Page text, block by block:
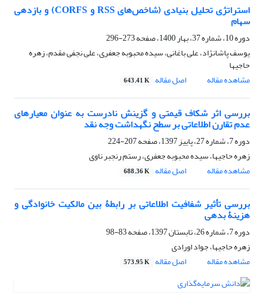
استراتژی تحلیل بنیادی (شاخص‌های RSS و CORFS) و بازدهی
سهام
دوره 10، شماره 37، بهار 1400، صفحه
273-296
یوسف پاشانژاد، علی باغانی، سیده محبوبه جعفری، علی نجفی مقدم، زهره
حاجیها
مشاهده مقاله
اصل مقاله 643.41 K
بررسی اثر شکاف قیمتی و گزینش نادرست به عنوان معیارهای
عدم تقارن اطلاعاتی بر سطح نگهداشت وجه نقد
دوره 7، شماره 27، پاییز 1397، صفحه
207-224
زهره حاجیها، سیده محبوبه جعفری، رستم رنجبر ناوی
مشاهده مقاله
اصل مقاله 688.36 K
بررسی تأثیر شفافیت اطلاعاتی بر رابطۀ بین مالکیت خانوادگی و
هزینۀ بدهی
دوره 7، شماره 26، تابستان 1397، صفحه
83-98
زهره حاجیها، جواد اورادی
مشاهده مقاله
اصل مقاله 573.95 K